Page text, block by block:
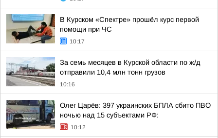
В Курском «Спектре» прошёл курс первой
помощи при ЧС
10:17
За семь месяцев в Курской области по ж/д
отправили 10,4 млн тонн грузов
10:16
Олег Царёв: 397 украинских БПЛА сбито ПВО
ночью над 15 субъектами РФ:
10:12